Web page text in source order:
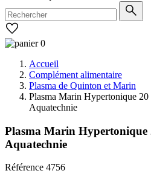
0
Accueil
Complément alimentaire
Plasma de Quinton et Marin
Plasma Marin Hypertonique
Aquatechnie
Plasma Marin Hypertonique
Aquatechnie
Référence 4756